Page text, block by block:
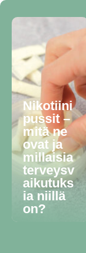
Nikotiini
pussit –
mitä ne
ovat ja
millaisia
terveysv
aikutuks
ia niillä
on?